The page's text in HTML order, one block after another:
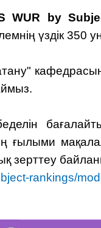
WUR by
үздік 350
ғылыми
зерттеу
rankings/